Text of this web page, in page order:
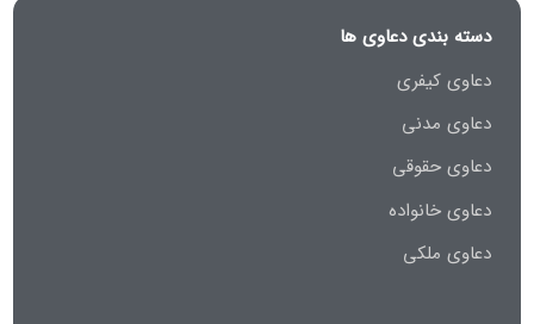
دسته بندی دعاوی ها
دعاوی کیفری
دعاوی مدنی
دعاوی حقوقی
دعاوی خانواده
دعاوی ملکی